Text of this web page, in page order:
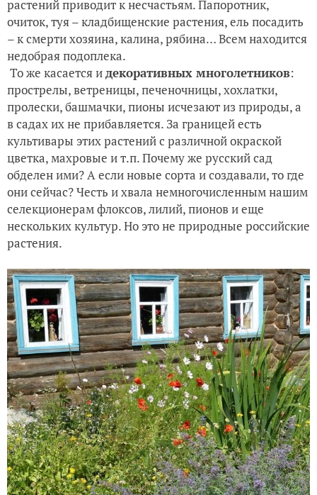
растений приводит к несчастьям. Папоротник,
очиток, туя – кладбищенские растения, ель посадить
– к смерти хозяина, калина, рябина… Всем находится
недобрая подоплека.
То же касается идекоративных многолетников:
прострелы, ветреницы, печеночницы, хохлатки,
пролески, башмачки, пионы исчезают из природы, а
в садах их не прибавляется. За границей есть
культивары этих растений с различной окраской
цветка, махровые и т.п. Почему же русский сад
обделен ими? А если новые сорта и создавали, то где
они сейчас? Честь и хвала немногочисленным нашим
селекционерам флоксов, лилий, пионов и еще
нескольких культур. Но это не природные российские
растения.